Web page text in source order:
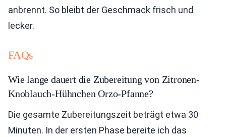
anbrennt. So bleibt der Geschmack frisch und
lecker.
FAQs
Wie lange dauert die Zubereitung von Zitronen-
Knoblauch-Hühnchen Orzo-Pfanne?
Die gesamte Zubereitungszeit beträgt etwa 30
Minuten. In der ersten Phase bereite ich das